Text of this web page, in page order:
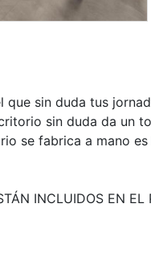
sin duda tus
sin duda da un
se fabrica a mano
INCLUIDOS EN EL